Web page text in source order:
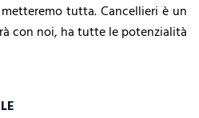
tutta. Cancellieri è un
con noi, ha tutte le potenzialità